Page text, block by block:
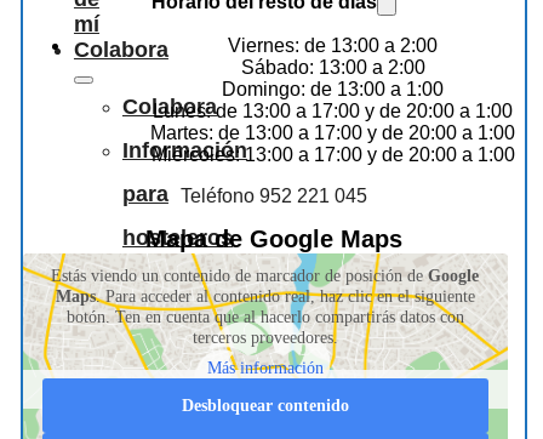
mí
Colabora
Colabora
Información
para
hosteleros
Viernes: de 13:00 a 2:00
Sábado: 13:00 a 2:00
Domingo: de 13:00 a 1:00
Lunes: de 13:00 a 17:00 y de 20:00 a 1:00
Martes: de 13:00 a 17:00 y de 20:00 a 1:00
Miércoles: 13:00 a 17:00 y de 20:00 a 1:00
Teléfono 952 221 045
Mapa de Google Maps
Estás viendo un contenido de marcador de posición deGoogle
Maps. Para acceder al contenido real, haz clic en el siguiente
botón. Ten en cuenta que al hacerlo compartirás datos con
terceros proveedores.
Más información
Desbloquear contenido